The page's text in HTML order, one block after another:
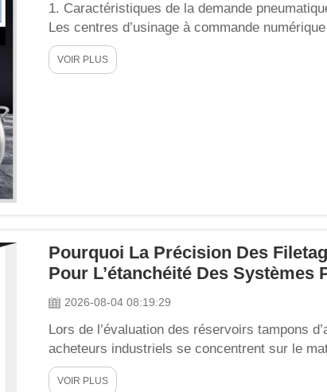
1. Caractéristiques de la demande
Les centres d’usinage à commande
pour actionner des composants clés : les
soufflage d’air, les joints d’étanchéité à air
VOIR PLUS
Pourquoi La Précision Des
Pour L’étanchéité Des Systèmes
2026-08-04 08:19:29
Lors de l’évaluation des réservoirs tampons
acheteurs industriels se concentrent sur le
volume, mais prêtent rarement attention à la
de connexion central entre les réservoirs d’air...
VOIR PLUS